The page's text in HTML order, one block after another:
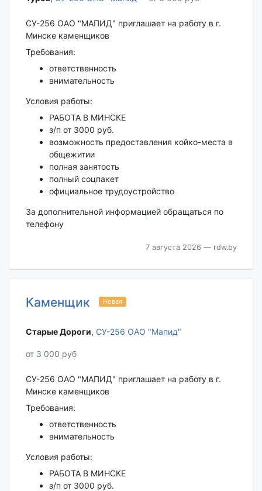
СУ-256 ОАО "МАПИД" приглашает на работу в г.
Минске каменщиков
Требования:
ответственность
внимательность
Условия работы:
РАБОТА В МИНСКЕ
з/п от 3000 руб.
возможность предоставления койко-места в
общежитии
полная занятость
полный соцпакет
официальное трудоустройство
За дополнительной информацией обращаться по
телефону
7 августа 2026 — rdw.by
Каменщик Новая
Старые Дороги‎, СУ-256 ОАО "Мапид"
от 3 000 руб
СУ-256 ОАО "МАПИД" приглашает на работу в г.
Минске каменщиков
Требования:
ответственность
внимательность
Условия работы:
РАБОТА В МИНСКЕ
з/п от 3000 руб.